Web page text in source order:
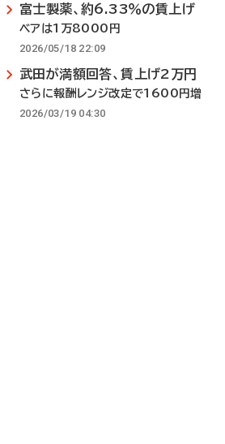
富士製薬、約6.33％の賃上げ
ベアは1万8000円
2026/05/18 22:09
武田が満額回答、賃上げ2万円
さらに報酬レンジ改定で1600円増
2026/03/19 04:30